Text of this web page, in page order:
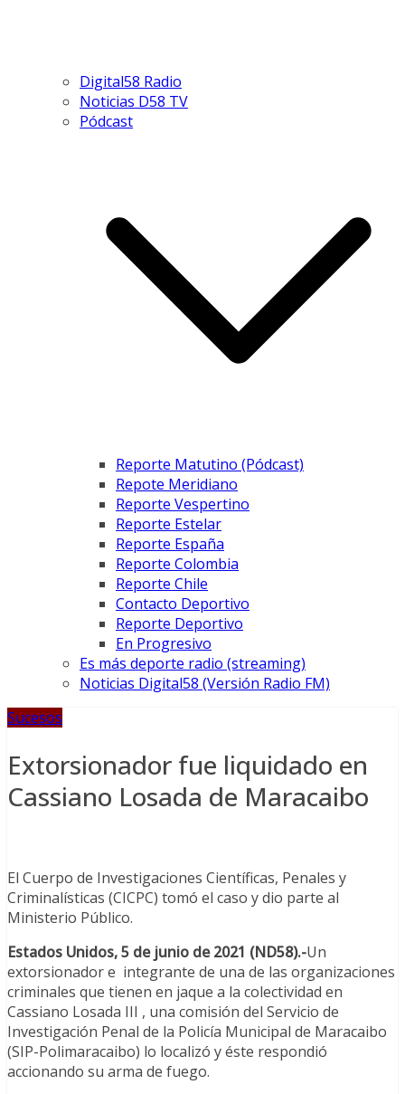
Digital58 Radio
Noticias D58 TV
Pódcast
Reporte Matutino (Pódcast)
Repote Meridiano
Reporte Vespertino
Reporte Estelar
Reporte España
Reporte Colombia
Reporte Chile
Contacto Deportivo
Reporte Deportivo
En Progresivo
Es más deporte radio (streaming)
Noticias Digital58 (Versión Radio FM)
Sucesos
Extorsionador fue liquidado en
Cassiano Losada de Maracaibo
El Cuerpo de Investigaciones Científicas, Penales y
Criminalísticas (CICPC) tomó el caso y dio parte al
Ministerio Público.
Estados Unidos, 5 de junio de 2021 (ND58).-Un
extorsionador e integrante de una de las organizaciones
criminales que tienen en jaque a la colectividad en
Cassiano Losada III , una comisión del Servicio de
Investigación Penal de la Policía Municipal de Maracaibo
(SIP-Polimaracaibo) lo localizó y éste respondió
accionando su arma de fuego.